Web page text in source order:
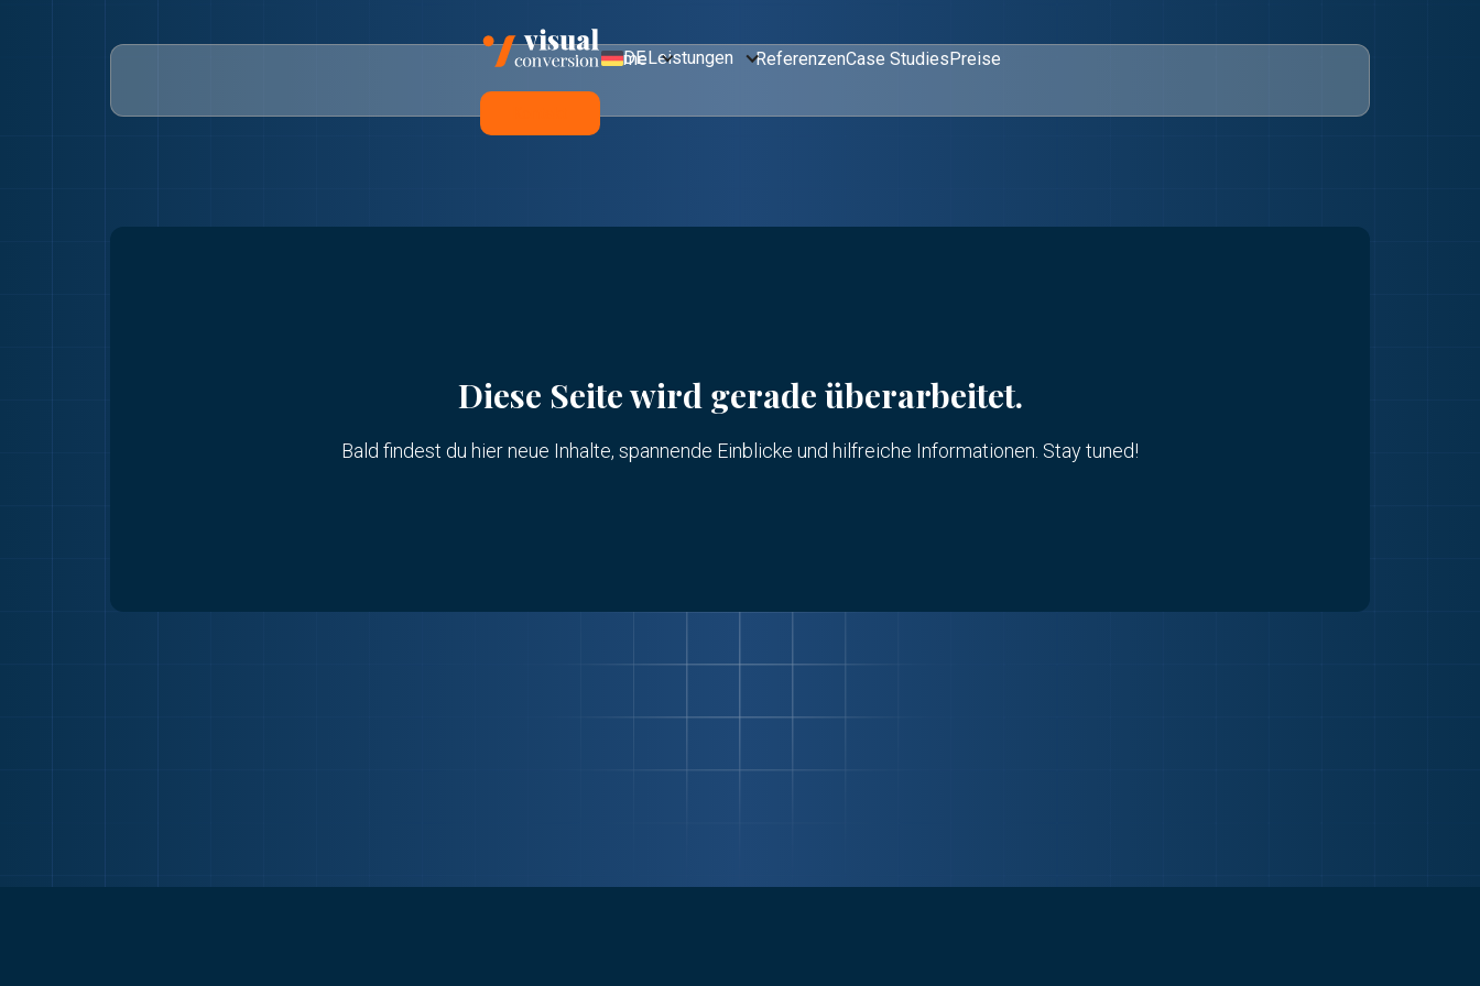
HomeLeistungen ReferenzenCase StudiesPreise
DE
Diese Seite wird gerade überarbeitet.
Bald findest du hier neue Inhalte, spannende Einblicke und hilfreiche Informationen. Stay tuned!